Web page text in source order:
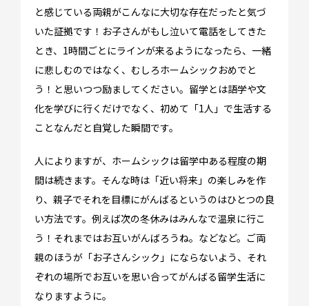
イベント情報
スタッフブログ
GTT通信
WO channel
会社情報
アクセス
と感じている両親がこんなに大切な存在だったと気づ
いた証拠です！お子さんがもし泣いて電話をしてきた
とき、1時間ごとにラインが来るようになったら、一緒
に悲しむのではなく、むしろホームシックおめでと
う！と思いつつ励ましてください。留学とは語学や文
化を学びに行くだけでなく、初めて「1人」で生活する
ことなんだと自覚した瞬間です。
人によりますが、ホームシックは留学中ある程度の期
間は続きます。そんな時は「近い将来」の楽しみを作
り、親子でそれを目標にがんばるというのはひとつの良
い方法です。例えば次の冬休みはみんなで温泉に行こ
う！それまではお互いがんばろうね。などなど。ご両
親のほうが「お子さんシック」にならないよう、それ
ぞれの場所でお互いを思い合ってがんばる留学生活に
なりますように。